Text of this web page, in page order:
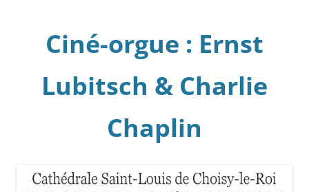
Ciné-orgue : Ernst
Lubitsch & Charlie
Chaplin